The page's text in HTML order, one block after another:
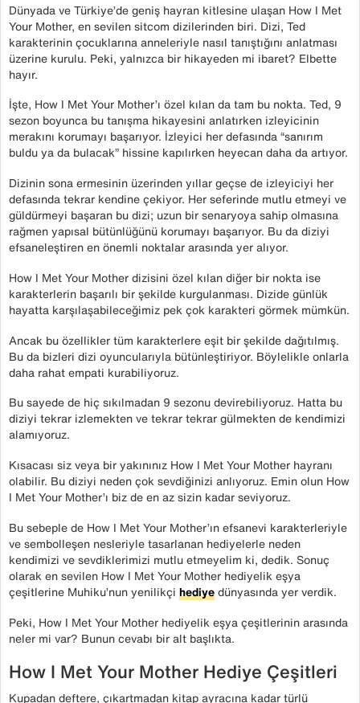
Dünyada ve Türkiye’de geniş hayran kitlesine ulaşan How I Met
Your Mother, en sevilen sitcom dizilerinden biri. Dizi, Ted
karakterinin çocuklarına anneleriyle nasıl tanıştığını anlatması
üzerine kurulu. Peki, yalnızca bir hikayeden mi ibaret? Elbette
hayır.
İşte, How I Met Your Mother’ı özel kılan da tam bu nokta. Ted, 9
sezon boyunca bu tanışma hikayesini anlatırken izleyicinin
merakını korumayı başarıyor. İzleyici her defasında “sanırım
buldu ya da bulacak” hissine kapılırken heyecan daha da artıyor.
Dizinin sona ermesinin üzerinden yıllar geçse de izleyiciyi her
defasında tekrar kendine çekiyor. Her seferinde mutlu etmeyi ve
güldürmeyi başaran bu dizi; uzun bir senaryoya sahip olmasına
rağmen yapısal bütünlüğünü korumayı başarıyor. Bu da diziyi
efsaneleştiren en önemli noktalar arasında yer alıyor.
How I Met Your Mother dizisini özel kılan diğer bir nokta ise
karakterlerin başarılı bir şekilde kurgulanması. Dizide günlük
hayatta karşılaşabileceğimiz pek çok karakteri görmek mümkün.
Ancak bu özellikler tüm karakterlere eşit bir şekilde dağıtılmış.
Bu da bizleri dizi oyuncularıyla bütünleştiriyor. Böylelikle onlarla
daha rahat empati kurabiliyoruz.
Bu sayede de hiç sıkılmadan 9 sezonu devirebiliyoruz. Hatta bu
diziyi tekrar izlemekten ve tekrar tekrar gülmekten de kendimizi
alamıyoruz.
Kısacası siz veya bir yakınınız How I Met Your Mother hayranı
olabilir. Bu diziyi neden çok sevdiğinizi anlıyoruz. Emin olun How
I Met Your Mother’ı biz de en az sizin kadar seviyoruz.
Bu sebeple de How I Met Your Mother’ın efsanevi karakterleriyle
ve sembolleşen nesleriyle tasarlanan hediyelerle neden
kendimizi ve sevdiklerimizi mutlu etmeyelim ki, dedik. Sonuç
olarak en sevilen How I Met Your Mother hediyelik eşya
çeşitlerine Muhiku’nun yenilikçi hediyedünyasında yer verdik.
Peki, How I Met Your Mother hediyelik eşya çeşitlerinin arasında
neler mi var? Bunun cevabı bir alt başlıkta.
How I Met Your Mother Hediye Çeşitleri
Kupadan deftere, çıkartmadan kitap ayracına kadar türlü